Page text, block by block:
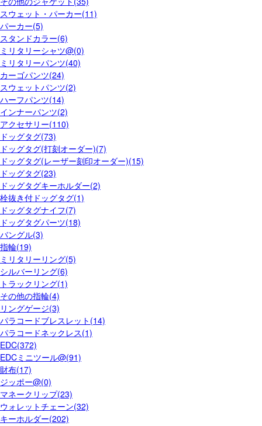
スウェット・パーカー(11)
パーカー(5)
スタンドカラー(6)
ミリタリーシャツ@(0)
ミリタリーパンツ(40)
カーゴパンツ(24)
スウェットパンツ(2)
ハーフパンツ(14)
インナーパンツ(2)
アクセサリー(110)
ドッグタグ(73)
ドッグタグ(打刻オーダー)(7)
ドッグタグ(レーザー刻印オーダー)(15)
ドッグタグ(23)
ドッグタグキーホルダー(2)
栓抜き付ドッグタグ(1)
ドッグタグナイフ(7)
ドッグタグパーツ(18)
バングル(3)
指輪(19)
ミリタリーリング(5)
シルバーリング(6)
トラックリング(1)
その他の指輪(4)
リングゲージ(3)
パラコードブレスレット(14)
パラコードネックレス(1)
EDC(372)
EDCミニツール@(91)
財布(17)
ジッポー@(0)
マネークリップ(23)
ウォレットチェーン(32)
キーホルダー(202)